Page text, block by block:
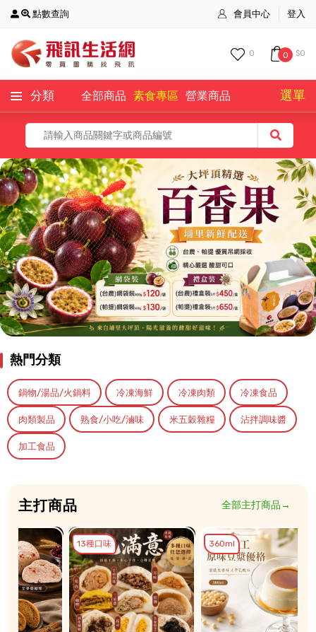
點數查詢 會員中心 登入
0 0 $0
全部商品 素食專區 營業商品
分類 選單
全部商品
主打商品
熱門分類
鍋物/湯品/火鍋料 冷凍海鮮 冷凍肉類 冷凍食品
肉類製品 熟食/小吃/滷味 米五穀雜糧 沾拌調味醬
加工食品
主打商品 全部主打商品→
13種口味 360ml